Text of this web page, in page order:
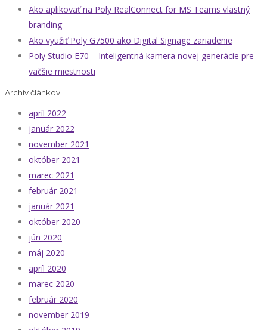
Ako aplikovať na Poly RealConnect for MS Teams vlastný
branding
Ako využiť Poly G7500 ako Digital Signage zariadenie
Poly Studio E70 – Inteligentná kamera novej generácie pre
väčšie miestnosti
Archív článkov
apríl 2022
január 2022
november 2021
október 2021
marec 2021
február 2021
január 2021
október 2020
jún 2020
máj 2020
apríl 2020
marec 2020
február 2020
november 2019